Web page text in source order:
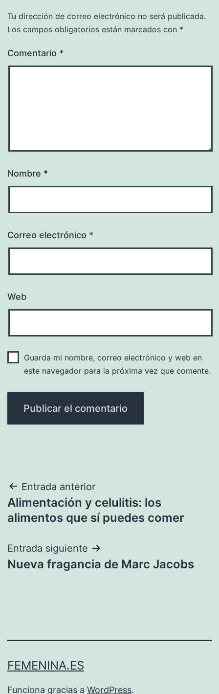
Tu dirección de correo electrónico no será publicada.
Los campos obligatorios están marcados con *
Comentario *
Nombre *
Correo electrónico *
Web
Guarda mi nombre, correo electrónico y web en
este navegador para la próxima vez que comente.
Navegación
de
Entrada anterior
Alimentación y celulitis: los
alimentos que sí puedes comer
Entrada siguiente
Nueva fragancia de Marc Jacobs
FEMENINA.ES
Funciona gracias a WordPress.